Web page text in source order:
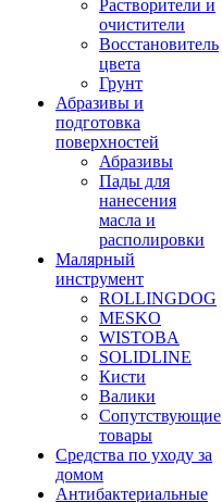
Растворители и
очистители
Восстановитель
цвета
Грунт
Абразивы и
подготовка
поверхностей
Абразивы
Пады для
нанесения
масла и
располировки
Малярный
инструмент
ROLLINGDOG
MESKO
WISTOBA
SOLIDLINE
Кисти
Валики
Сопутствующие
товары
Средства по уходу за
домом
Антибактериальные